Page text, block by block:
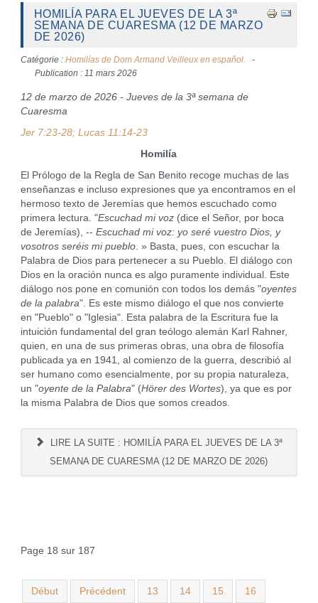
HOMILÍA PARA EL JUEVES DE LA 3ª
SEMANA DE CUARESMA (12 DE MARZO
DE 2026)
Catégorie : Homilías de Dom Armand Veilleux en español.
Publication : 11 mars 2026
12 de marzo de 2026 - Jueves de la 3ª semana de
Cuaresma
Jer 7:23-28; Lucas 11:14-23
Homilía
El Prólogo de la Regla de San Benito recoge muchas de las
enseñanzas e incluso expresiones que ya encontramos en el
hermoso texto de Jeremías que hemos escuchado como
primera lectura. "Escuchad mi voz(dice el Señor, por boca
de Jeremías), -- Escuchad mi voz: yo seré vuestro Dios, y
vosotros seréis mi pueblo. » Basta, pues, con escuchar la
Palabra de Dios para pertenecer a su Pueblo. El diálogo con
Dios en la oración nunca es algo puramente individual. Este
diálogo nos pone en comunión con todos los demás "oyentes
de la palabra". Es este mismo diálogo el que nos convierte
en "Pueblo" o "Iglesia". Esta palabra de la Escritura fue la
intuición fundamental del gran teólogo alemán Karl Rahner,
quien, en una de sus primeras obras, una obra de filosofía
publicada ya en 1941, al comienzo de la guerra, describió al
ser humano como esencialmente, por su propia naturaleza,
un "oyente de la Palabra" (Hörer des Wortes), ya que es por
la misma Palabra de Dios que somos creados.
LIRE LA SUITE : HOMILÍA PARA EL JUEVES DE LA 3ª
SEMANA DE CUARESMA (12 DE MARZO DE 2026)
Page 18 sur 187
Début Précédent 13 14 15 16